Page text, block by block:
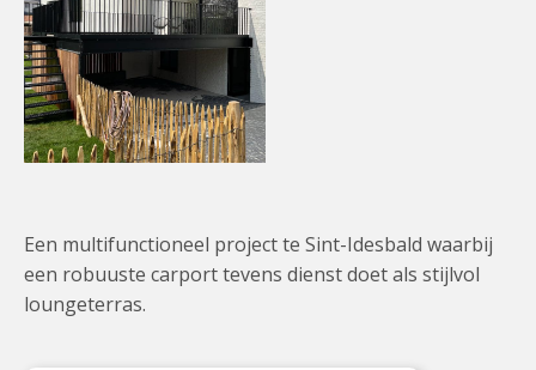
Een multifunctioneel project te Sint-Idesbald waarbij
een robuuste carport tevens dienst doet als stijlvol
loungeterras.